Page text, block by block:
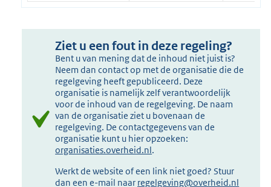
Ziet u een fout in deze regeling?
Bent u van mening dat de inhoud niet juist is?
Neem dan contact op met de organisatie die de
regelgeving heeft gepubliceerd. Deze
organisatie is namelijk zelf verantwoordelijk
voor de inhoud van de regelgeving. De naam
van de organisatie ziet u bovenaan de
regelgeving. De contactgegevens van de
organisatie kunt u hier opzoeken:
organisaties.overheid.nl.
Werkt de website of een link niet goed? Stuur
dan een e-mail naar regelgeving@overheid.nl